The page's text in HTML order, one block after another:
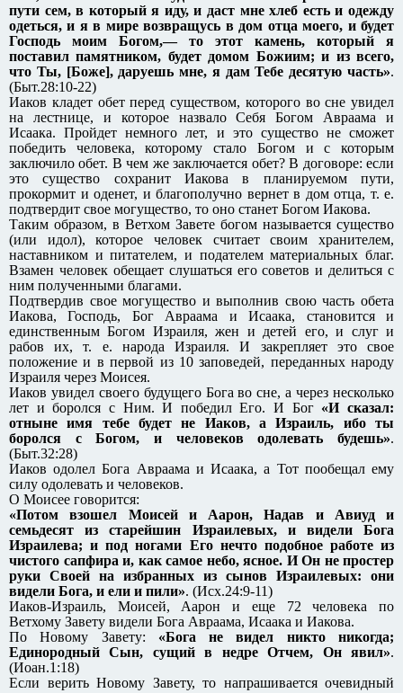
пути сем, в который я иду, и даст мне хлеб есть и одежду
одеться, и я в мире возвращусь в дом отца моего, и будет
Господь моим Богом,— то этот камень, который я
поставил памятником, будет домом Божиим; и из всего,
что Ты, [Боже], даруешь мне, я дам Тебе десятую часть».
(Быт.28:10-22)
Иаков кладет обет перед существом, которого во сне увидел
на лестнице, и которое назвало Себя Богом Авраама и
Исаака. Пройдет немного лет, и это существо не сможет
победить человека, которому стало Богом и с которым
заключило обет. В чем же заключается обет? В договоре: если
это существо сохранит Иакова в планируемом пути,
прокормит и оденет, и благополучно вернет в дом отца, т. е.
подтвердит свое могущество, то оно станет Богом Иакова.
Таким образом, в Ветхом Завете богом называется существо
(или идол), которое человек считает своим хранителем,
наставником и питателем, и подателем материальных благ.
Взамен человек обещает слушаться его советов и делиться с
ним полученными благами.
Подтвердив свое могущество и выполнив свою часть обета
Иакова, Господь, Бог Авраама и Исаака, становится и
единственным Богом Израиля, жен и детей его, и слуг и
рабов их, т. е. народа Израиля. И закрепляет это свое
положение и в первой из 10 заповедей, переданных народу
Израиля через Моисея.
Иаков увидел своего будущего Бога во сне, а через несколько
лет и боролся с Ним. И победил Его. И Бог «И сказал:
отныне имя тебе будет не Иаков, а Израиль, ибо ты
боролся с Богом, и человеков одолевать будешь».
(Быт.32:28)
Иаков одолел Бога Авраама и Исаака, а Тот пообещал ему
силу одолевать и человеков.
О Моисее говорится:
«Потом взошел Моисей и Аарон, Надав и Авиуд и
семьдесят из старейшин Израилевых, и видели Бога
Израилева; и под ногами Его нечто подобное работе из
чистого сапфира и, как самое небо, ясное. И Он не простер
руки Своей на избранных из сынов Израилевых: они
видели Бога, и ели и пили». (Исх.24:9-11)
Иаков-Израиль, Моисей, Аарон и еще 72 человека по
Ветхому Завету видели Бога Авраама, Исаака и Иакова.
По Новому Завету: «Бога не видел никто никогда;
Единородный Сын, сущий в недре Отчем, Он явил».
(Иоан.1:18)
Если верить Новому Завету, то напрашивается очевидный